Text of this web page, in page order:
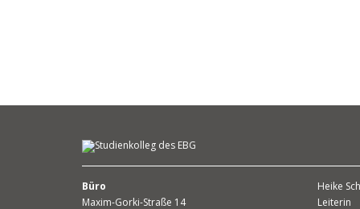
Büro
Maxim-Gorki-Straße 14
Heike
Leiterin